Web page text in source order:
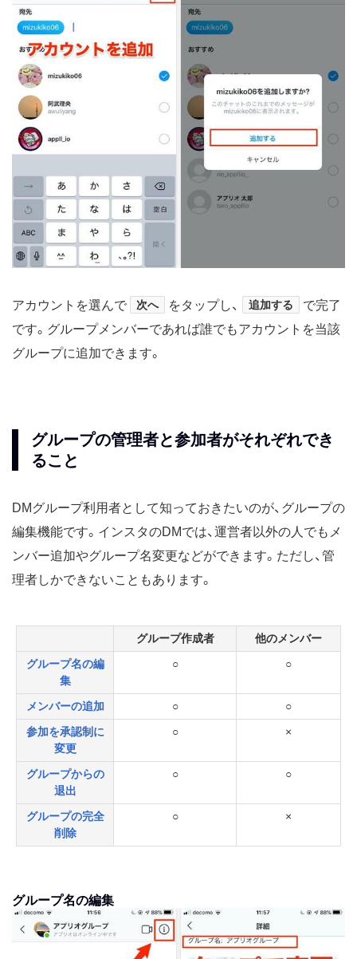
アカウントを選んで 次へ をタップし、 追加する
で完了
です。グループメンバーであれば誰でもアカウントを当該
グループに追加できます。
グループの管理者と参加者がそれぞれでき
ること
DMグループ利用者として知っておきたいのが、グループの
編集機能です。インスタのDMでは、運営者以外の人でもメ
ンバー追加やグループ名変更などができます。ただし、管
理者しかできないこともあります。
グループ作成者
他のメンバー
グループ名の編
集
○ ○
メンバーの追加 ○
○
参加を承認制に
変更
○ ×
グループからの
退出
○ ○
グループの完全
削除
○ ×
グループ名の編集